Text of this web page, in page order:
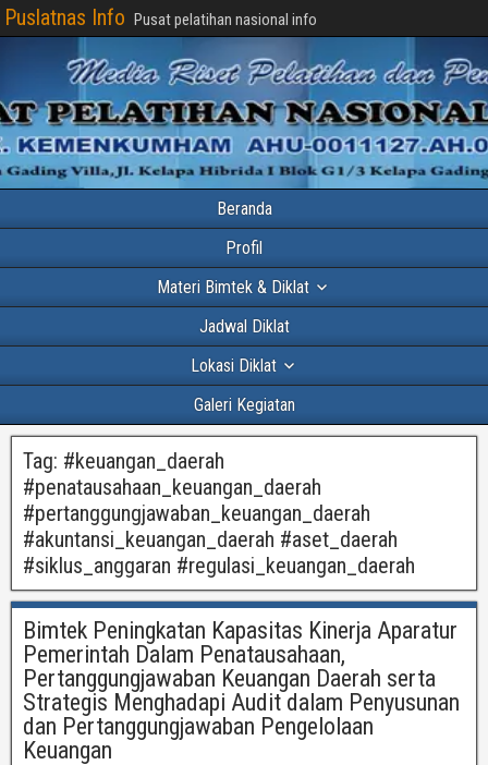
Puslatnas Info Pusat pelatihan nasional info
Beranda
Profil
Materi Bimtek & Diklat
Jadwal Diklat
Lokasi Diklat
Galeri Kegiatan
Tag: #keuangan_daerah
#penatausahaan_keuangan_daerah
#pertanggungjawaban_keuangan_daerah
#akuntansi_keuangan_daerah #aset_daerah
#siklus_anggaran #regulasi_keuangan_daerah
Bimtek Peningkatan Kapasitas Kinerja Aparatur
Pemerintah Dalam Penatausahaan,
Pertanggungjawaban Keuangan Daerah serta
Strategis Menghadapi Audit dalam Penyusunan
dan Pertanggungjawaban Pengelolaan
Keuangan